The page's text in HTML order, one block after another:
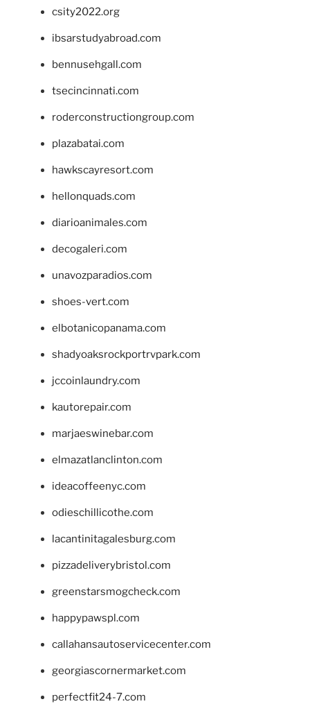
csity2022.org
ibsarstudyabroad.com
bennusehgall.com
tsecincinnati.com
roderconstructiongroup.com
plazabatai.com
hawkscayresort.com
hellonquads.com
diarioanimales.com
decogaleri.com
unavozparadios.com
shoes-vert.com
elbotanicopanama.com
shadyoaksrockportrvpark.com
jccoinlaundry.com
kautorepair.com
marjaeswinebar.com
elmazatlanclinton.com
ideacoffeenyc.com
odieschillicothe.com
lacantinitagalesburg.com
pizzadeliverybristol.com
greenstarsmogcheck.com
happypawspl.com
callahansautoservicecenter.com
georgiascornermarket.com
perfectfit24-7.com